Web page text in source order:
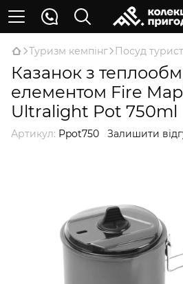
Туризм кемпінг Посуд
Казанок з
елементом Fire
Ultralight Pot 750ml
Артикул: Ppot750 Залишити